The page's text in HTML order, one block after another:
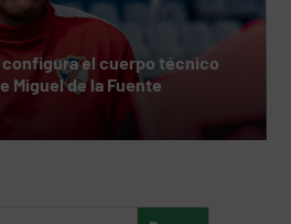
configura el cuerpo técnico
Miguel de la Fuente